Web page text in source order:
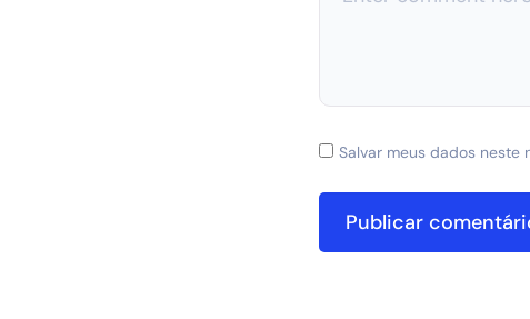
Salvar meus dados neste